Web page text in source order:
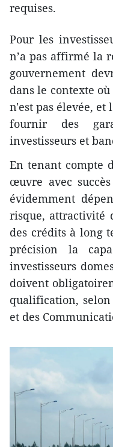
requises.
Pour les
n’a pas affirmé la
gouvernement
dans le contexte
n'est pas élevée, et
fournir des
investisseurs et
En tenant compte
œuvre avec
évidemment
risque, attractivité
des crédits à long
précision la
investisseurs
doivent
qualification,
et des